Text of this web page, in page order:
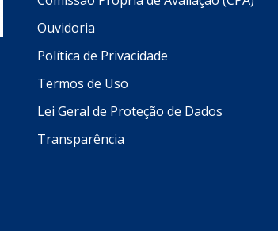
Ouvidoria
Política de Privacidade
Termos de Uso
Lei Geral de Proteção de Dados
Transparência